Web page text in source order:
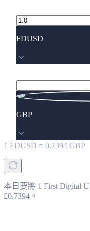
FDUSD
GBP
1 FDUSD = 0.7394 GBP
本日要將 1 First Digital
£0.7394。